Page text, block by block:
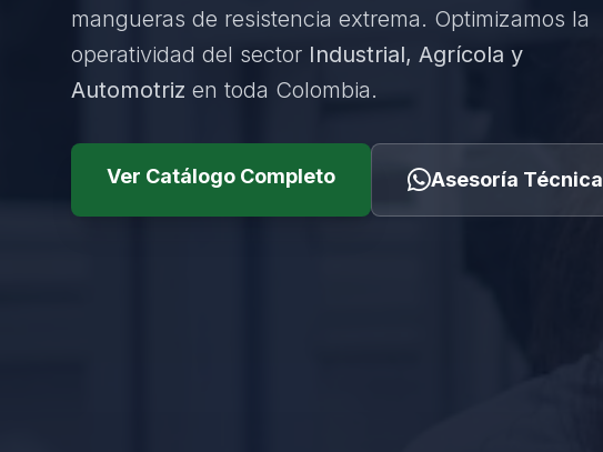
mangueras de resistencia extrema. Optimizamos la
operatividad del sector Industrial, Agrícola y
Automotriz en toda Colombia.
Ver Catálogo Completo Asesoría Técnica